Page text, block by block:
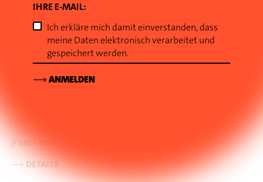
IHRE E-MAIL:
Ich erkläre mich damit einverstanden, dass
meine Daten elektronisch verarbeitet und
gespeichert werden.
⟶ANMELDEN
23
UHR
PRODUKTIONSHAUS NAXOS, NAXOSHALLE
Waldschmidtstraße 19 Frankfurt am Main
(Deutschland)
100. NAXOSHALLENKONZERT X 3.
Naxos Hallenkonzert #100α - SHIFTING TIDES
// em + iema
⟶ DETAILS